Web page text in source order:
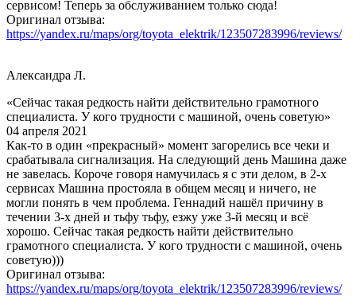
сервисом! Теперь за обслуживанием только сюда!
Оригинал отзыва:
https://yandex.ru/maps/org/toyota_elektrik/123507283996/reviews/
Александра Л.
«Сейчас такая редкость найти действительно грамотного
специалиста. У кого трудности с машиной, очень советую»
04 апреля 2021
Как-то в один «прекрасный» момент загорелись все чеки и
срабатывала сигнализация. На следующий день Машина даже
не завелась. Короче говоря намучилась я с эти делом, в 2-х
сервисах Машина простояла в общем месяц и ничего, не
могли понять в чем проблема. Геннадий нашёл причину в
течении 3-х дней и тьфу тьфу, езжу уже 3-й месяц и всё
хорошо. Сейчас такая редкость найти действительно
грамотного специалиста. У кого трудности с машиной, очень
советую)))
Оригинал отзыва:
https://yandex.ru/maps/org/toyota_elektrik/123507283996/reviews/